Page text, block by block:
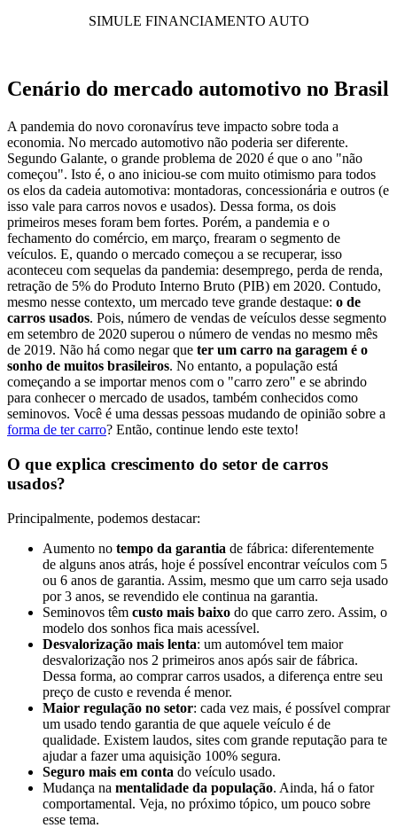
SIMULE FINANCIAMENTO AUTO
Cenário do mercado automotivo no Brasil
A pandemia do novo coronavírus teve impacto sobre toda a
economia. No mercado automotivo não poderia ser diferente.
Segundo Galante, o grande problema de 2020 é que o ano "não
começou". Isto é, o ano iniciou-se com muito otimismo para todos
os elos da cadeia automotiva: montadoras, concessionária e outros (e
isso vale para carros novos e usados). Dessa forma, os dois
primeiros meses foram bem fortes. Porém, a pandemia e o
fechamento do comércio, em março, frearam o segmento de
veículos. E, quando o mercado começou a se recuperar, isso
aconteceu com sequelas da pandemia: desemprego, perda de renda,
retração de 5% do Produto Interno Bruto (PIB) em 2020. Contudo,
mesmo nesse contexto, um mercado teve grande destaque: o de
carros usados. Pois, número de vendas de veículos desse segmento
em setembro de 2020 superou o número de vendas no mesmo mês
de 2019. Não há como negar que ter um carro na garagem é o
sonho de muitos brasileiros. No entanto, a população está
começando a se importar menos com o "carro zero" e se abrindo
para conhecer o mercado de usados, também conhecidos como
seminovos. Você é uma dessas pessoas mudando de opinião sobre a
forma de ter carro? Então, continue lendo este texto!
O que explica crescimento do setor de carros
usados?
Principalmente, podemos destacar:
Aumento no tempo da garantia de fábrica: diferentemente
de alguns anos atrás, hoje é possível encontrar veículos com 5
ou 6 anos de garantia. Assim, mesmo que um carro seja usado
por 3 anos, se revendido ele continua na garantia.
Seminovos têm custo mais baixo do que carro zero. Assim, o
modelo dos sonhos fica mais acessível.
Desvalorização mais lenta: um automóvel tem maior
desvalorização nos 2 primeiros anos após sair de fábrica.
Dessa forma, ao comprar carros usados, a diferença entre seu
preço de custo e revenda é menor.
Maior regulação no setor: cada vez mais, é possível comprar
um usado tendo garantia de que aquele veículo é de
qualidade. Existem laudos, sites com grande reputação para te
ajudar a fazer uma aquisição 100% segura.
Seguro mais em conta do veículo usado.
Mudança na mentalidade da população. Ainda, há o fator
comportamental. Veja, no próximo tópico, um pouco sobre
esse tema.